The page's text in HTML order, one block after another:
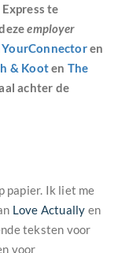
te
employer
YourConnectoren
& Kooten The
achter de
papier. Ik liet me
Love Actually en
teksten voor
voor